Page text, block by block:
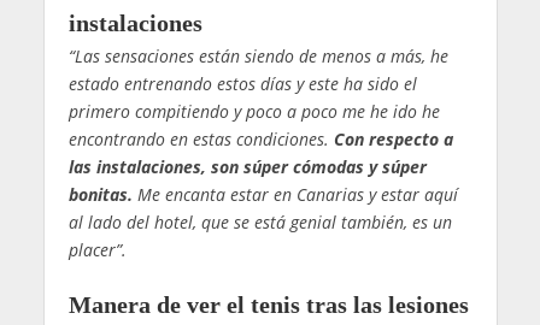
instalaciones
“Las sensaciones están siendo de menos a más, he
estado entrenando estos días y este ha sido el
primero compitiendo y poco a poco me he ido he
encontrando en estas condiciones. Con respecto a
las instalaciones, son súper cómodas y súper
bonitas. Me encanta estar en Canarias y estar aquí
al lado del hotel, que se está genial también, es un
placer”.
Manera de ver el tenis tras las lesiones